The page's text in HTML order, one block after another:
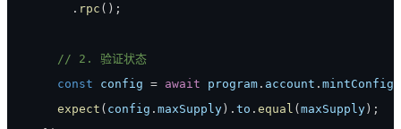
. rpc ( ) ;
// 2. 验证状态
const config = await program . account . mintConfig
expect ( config . maxSupply ) . to . equal ( maxSupply ) ;